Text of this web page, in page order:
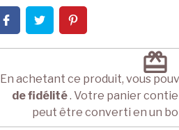
redeem
En achetant ce produit, vous
de fidélité. Votre panier
peut être converti en un